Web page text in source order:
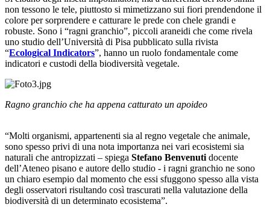
non tessono le tele, piuttosto si mimetizzano sui fiori prendendone il
colore per sorprendere e catturare le prede con chele grandi e
robuste. Sono i “ragni granchio”, piccoli araneidi che come rivela
uno studio dell’Università di Pisa pubblicato sulla rivista
“Ecological Indicators”, hanno un ruolo fondamentale come
indicatori e custodi della biodiversità vegetale.
Ragno granchio che ha appena catturato un apoideo
“Molti organismi, appartenenti sia al regno vegetale che animale,
sono spesso privi di una nota importanza nei vari ecosistemi sia
naturali che antropizzati – spiega Stefano Benvenuti docente
dell’Ateneo pisano e autore dello studio - i ragni granchio ne sono
un chiaro esempio dal momento che essi sfuggono spesso alla vista
degli osservatori risultando così trascurati nella valutazione della
biodiversità di un determinato ecosistema”.